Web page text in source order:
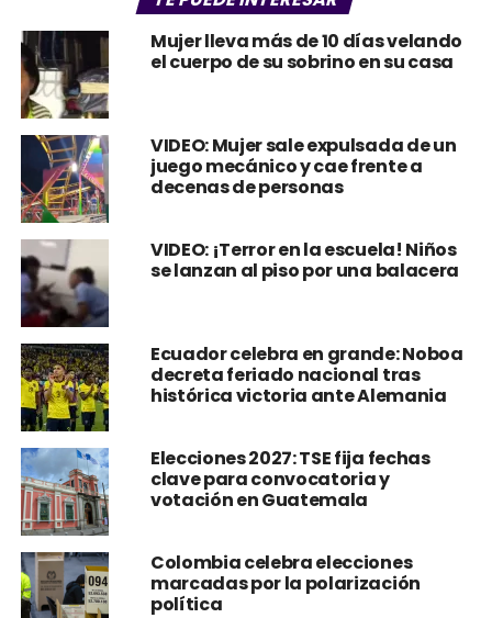
Mujer lleva más de 10 días velando
el cuerpo de su sobrino en su casa
VIDEO: Mujer sale expulsada de un
juego mecánico y cae frente a
decenas de personas
VIDEO: ¡Terror en la escuela! Niños
se lanzan al piso por una balacera
Ecuador celebra en grande: Noboa
decreta feriado nacional tras
histórica victoria ante Alemania
Elecciones 2027: TSE fija fechas
clave para convocatoria y
votación en Guatemala
Colombia celebra elecciones
marcadas por la polarización
política